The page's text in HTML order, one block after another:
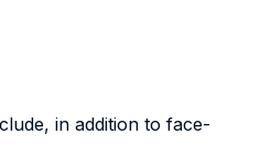
in addition to face-